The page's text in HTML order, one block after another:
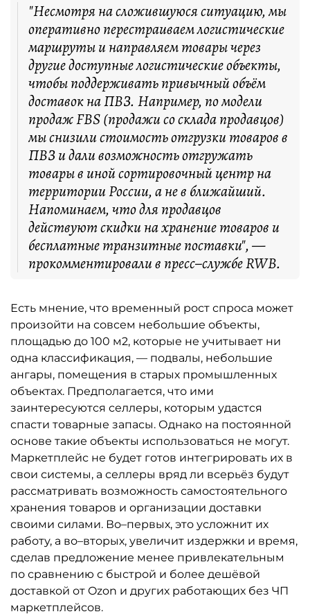
"Несмотря на сложившуюся ситуацию, мы
оперативно перестраиваем логистические
маршруты и направляем товары через
другие доступные логистические объекты,
чтобы поддерживать привычный объём
доставок на ПВЗ. Например, по модели
продаж FBS (продажи со склада продавцов)
мы снизили стоимость отгрузки товаров в
ПВЗ и дали возможность отгружать
товары в иной сортировочный центр на
территории России, а не в ближайший.
Напоминаем, что для продавцов
действуют скидки на хранение товаров и
бесплатные транзитные поставки", —
прокомментировали в пресс–службе RWB.
Есть мнение, что временный рост спроса может
произойти на совсем небольшие объекты,
площадью до 100 м2, которые не учитывает ни
одна классификация, — подвалы, небольшие
ангары, помещения в старых промышленных
объектах. Предполагается, что ими
заинтересуются селлеры, которым удастся
спасти товарные запасы. Однако на постоянной
основе такие объекты использоваться не могут.
Маркетплейс не будет готов интегрировать их в
свои системы, а селлеры вряд ли всерьёз будут
рассматривать возможность самостоятельного
хранения товаров и организации доставки
своими силами. Во–первых, это усложнит их
работу, а во–вторых, увеличит издержки и время,
сделав предложение менее привлекательным
по сравнению с быстрой и более дешёвой
доставкой от Ozon и других работающих без ЧП
маркетплейсов.